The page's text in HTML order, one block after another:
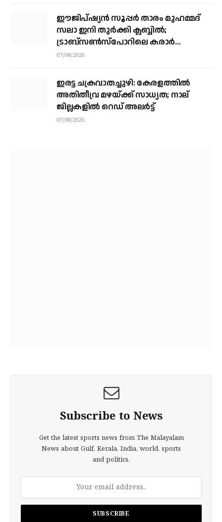
ഈജിപ്ഷ്യന്‍ സൂപ്പര്‍ താരം മുഹമ്മദ്
സലാ ഇനി തുര്‍ക്കി ക്ലബ്ബില്‍;
ട്രാബ്‌സണ്‍സ്‌പോറിലെ കരാര്‍
അവസാനഘട്ടത്തില്‍
07/08/2026
ഇരട്ട ചക്രവാതച്ചുഴി: കേരളത്തില്‍
അതിതീവ്ര മഴയ്ക്ക് സാധ്യത; നാല്
ജില്ലകളില്‍ റെഡ് അലര്‍ട്ട്
07/08/2026
Subscribe to News
Get the latest sports news from The Malayalam
News about Gulf, Kerala, India, world, sports
and politics.